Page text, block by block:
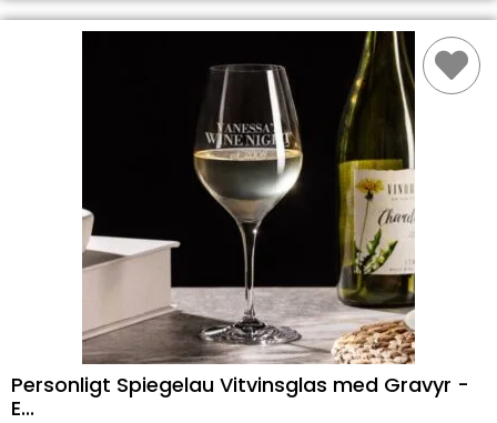
Personligt Spiegelau Vitvinsglas med Gravyr -
E...